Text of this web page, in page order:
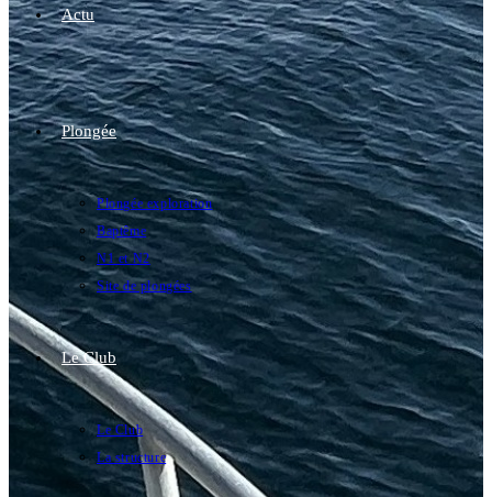
Actu
Plongée
Plongée exploration
Baptême
N1 et N2
Site de plongées
Le Club
Le Club
La structure